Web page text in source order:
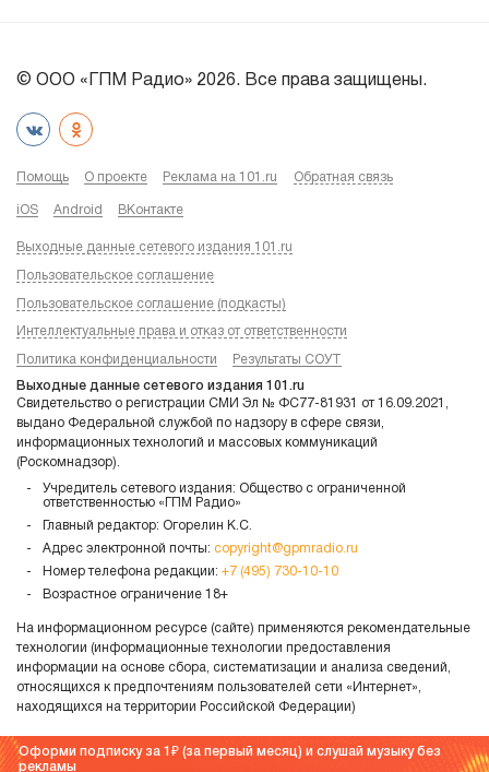
© ООО «ГПМ Радио» 2026. Все права защищены.
Помощь О проекте Реклама на 101.ru Обратная связь
iOS Android ВКонтакте
Выходные данные сетевого издания 101.ru
Пользовательское соглашение
Пользовательское соглашение (подкасты)
Интеллектуальные права и отказ от ответственности
Политика конфиденциальности Результаты СОУТ
Выходные данные сетевого издания 101.ru
Свидетельство о регистрации СМИ Эл № ФС77-81931 от 16.09.2021,
выдано Федеральной службой по надзору в сфере связи,
информационных технологий и массовых коммуникаций
(Роскомнадзор).
Учредитель сетевого издания: Общество с ограниченной
ответственностью «ГПМ Радио»
Главный редактор: Огорелин К.С.
Адрес электронной почты: copyright@gpmradio.ru
Номер телефона редакции: +7 (495) 730-10-10
Возрастное ограничение 18+
На информационном ресурсе (сайте) применяются рекомендательные
технологии (информационные технологии предоставления
информации на основе сбора, систематизации и анализа сведений,
относящихся к предпочтениям пользователей сети «Интернет»,
находящихся на территории Российской Федерации)
Оформи подписку за 1
(за первый месяц) и слушай музыку без
рекламы